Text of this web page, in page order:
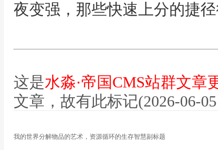
夜变强，那些快速上分的捷
这是水淼·帝国CMS站群文章
文章，故有此标记(2026-06-
我的世界分解物品的艺术，资源循环的生存智慧副标题